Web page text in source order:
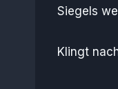
Siegels
Klingt